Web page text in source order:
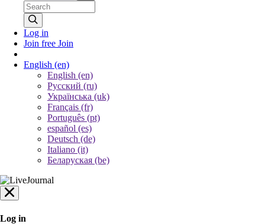
Log in
Join free Join
English (en)
English (en)
Русский (ru)
Українська (uk)
Français (fr)
Português (pt)
español (es)
Deutsch (de)
Italiano (it)
Беларуская (be)
Log in